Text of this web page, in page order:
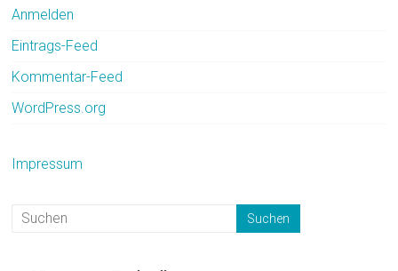
Anmelden
Eintrags-Feed
Kommentar-Feed
WordPress.org
Impressum